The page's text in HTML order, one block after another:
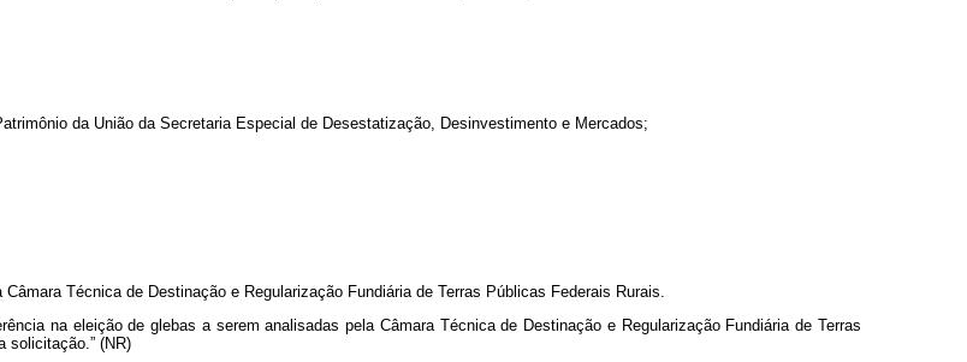
da União da Secretaria Especial de Desestatização, Desinvestimento e Mercados;
Técnica de Destinação e Regularização Fundiária de Terras Públicas Federais Rurais.
na eleição de glebas a serem analisadas pela Câmara Técnica de Destinação e Regularização Fundiária de Terras
solicitação.” (NR)